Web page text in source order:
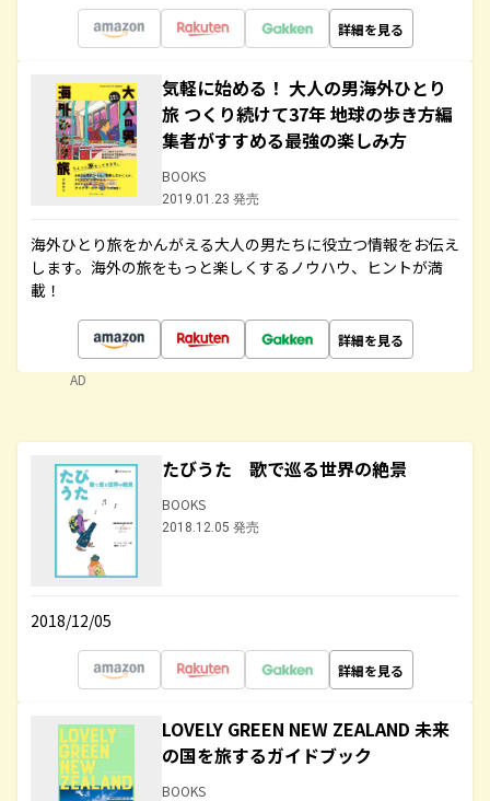
詳細を見る
気軽に始める！ 大人の男海外ひとり
旅 つくり続けて37年 地球の歩き方編
集者がすすめる最強の楽しみ方
BOOKS
2019.01.23 発売
海外ひとり旅をかんがえる大人の男たちに役立つ情報をお伝え
します。海外の旅をもっと楽しくするノウハウ、ヒントが満
載！
詳細を見る
AD
たびうた 歌で巡る世界の絶景
BOOKS
2018.12.05 発売
2018/12/05
詳細を見る
LOVELY GREEN NEW ZEALAND 未来
の国を旅するガイドブック
BOOKS